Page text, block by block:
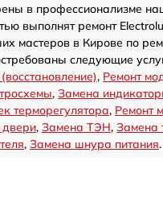
в профессионализме
выполнят ремонт
мастеров в Кирове по
следующие
, Ремонт
, Замена
терморегулятора, Ремонт
, Замена ТЭН, Замена
, Замена шнура питания.